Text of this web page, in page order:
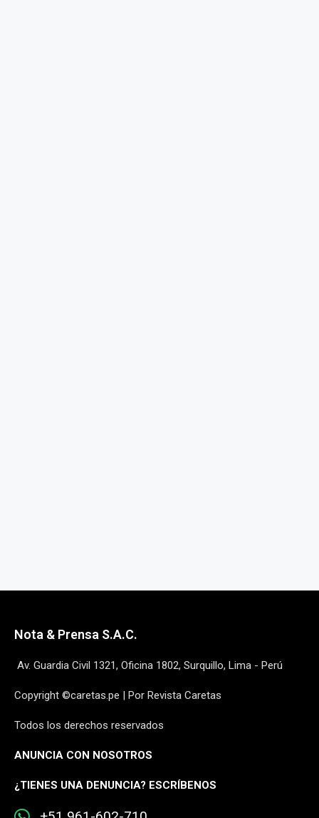
Nota & Prensa S.A.C.
Av. Guardia Civil 1321, Oficina 1802, Surquillo, Lima - Perú
Copyright ©caretas.pe | Por Revista Caretas
Todos los derechos reservados
ANUNCIA CON NOSOTROS
¿TIENES UNA DENUNCIA? ESCRÍBENOS